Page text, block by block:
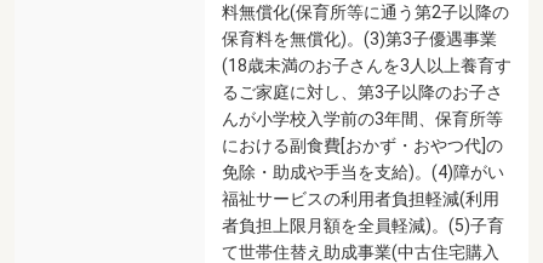
料無償化(保育所等に通う第2子以降の
保育料を無償化)。(3)第3子優遇事業
(18歳未満のお子さんを3人以上養育す
るご家庭に対し、第3子以降のお子さ
んが小学校入学前の3年間、保育所等
における副食費[おかず・おやつ代]の
免除・助成や手当を支給)。(4)障がい
福祉サービスの利用者負担軽減(利用
者負担上限月額を全員軽減)。(5)子育
て世帯住替え助成事業(中古住宅購入